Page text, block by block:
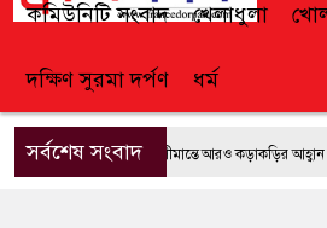
কমিউনিটি সংবাদ খেলাধুলা
দক্ষিণ সুরমা দর্পণ ধর্ম
সর্বশেষ সংবাদসীমান্তে আরও কড়াকড়ির আহ্বান ইইউ’র